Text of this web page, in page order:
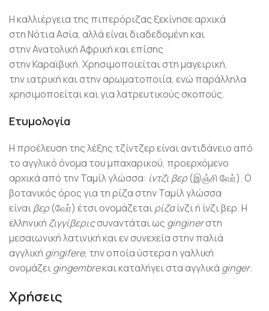
Η καλλιέργεια της πιπερόριζας ξεκίνησε αρχικά
στη Νότια Ασία, αλλά είναι διαδεδομένη και
στην Ανατολική Αφρική και επίσης
στην Καραϊβική.Χρησιμοποιείται στη μαγειρική,
την ιατρική και στην αρωματοποιία, ενώ παράλληλα
χρησιμοποείται και για λατρευτικούς σκοπούς.
Ετυμολογία
Η προέλευση της λέξης τζίντζερ είναι αντιδάνειο από
το αγγλικό όνομα του μπαχαρικού, προερχόμενο
αρχικά από την Ταμίλ γλώσσα: ίντζι βερ(இஞ்சி வேர்). Ο
βοτανικός όρος για τη ρίζα στην Ταμίλ γλώσσα
είναιβερ(வேர்) έτσι ονομάζεταιρίζαίνζιή ίνζι βερ. Η
ελληνική ζιγγίβεριςσυναντάται ως ginginerστη
μεσαιωνική λατινική και εν συνεχεία στην παλιά
αγγλική gingifere, την οποία ύστερα η γαλλική
ονομάζειgingembreκαι καταλήγει στα αγγλικά ginger.
Χρήσεις